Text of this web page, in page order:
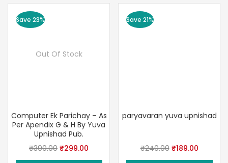
Save 23%
Out Of Stock
Computer Ek Parichay – As
Per Apendix G & H By Yuva
Upnishad Pub.
₹390.00 Original
price
₹299.00
price
Save 21%
paryavaran yuva upnishad
₹240.00 Original
price
₹189.00Current
price